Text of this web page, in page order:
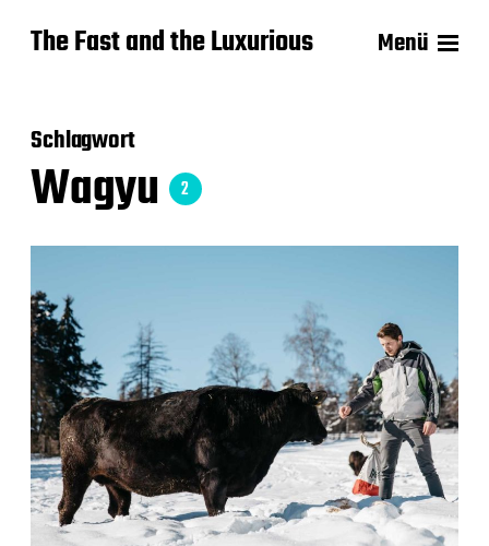
The Fast and the Luxurious Menü
Schlagwort
Wagyu 2